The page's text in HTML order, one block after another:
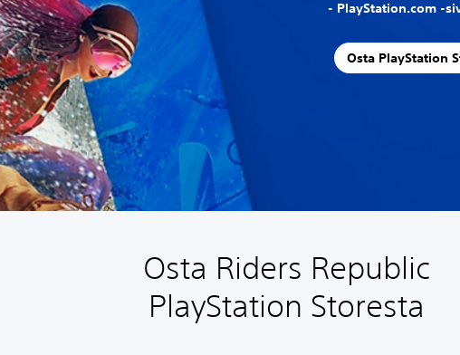
- PlayStation.com -
Osta PlayStation
Osta Riders Republic
PlayStation Storesta